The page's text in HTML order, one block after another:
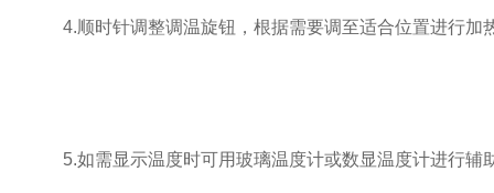
4.顺时针调整调温旋钮，根据需要调至适合位置进行加
5.如需显示温度时可用玻璃温度计或数显温度计进行辅